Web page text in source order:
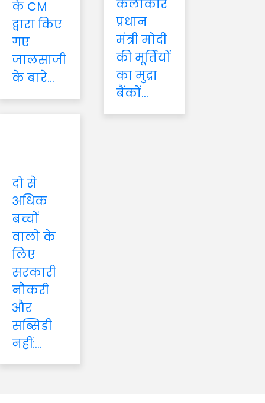
के CM
द्वारा किए
गए
जालसाजी
के बारे...
कलाकार
प्रधान
मंत्री मोदी
की मूर्तियों
का मुद्रा
बैंकों...
दो से
अधिक
बच्चों
वालो के
लिए
सरकारी
नौकरी
और
सब्सिडी
नहीं:...